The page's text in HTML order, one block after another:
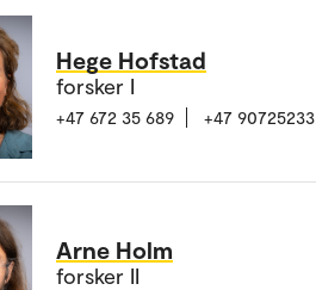
Hege Hofstad
forsker I
+47 672 35 689 +47 90725233
Arne Holm
forsker II